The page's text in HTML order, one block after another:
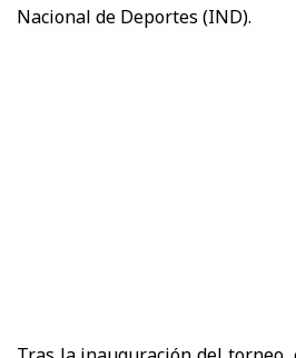
Nacional de Deportes (IND).